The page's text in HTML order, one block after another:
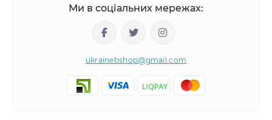
Ми в соціальних мережах:
ukrainebshop@gmail.com